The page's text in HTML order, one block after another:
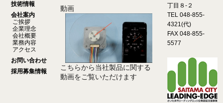
技術情報
会社案内
ご挨拶
企業理念
会社概要
業務内容
アクセス
お問い合わせ
採用募集情報
動画
こちらから当社製品に関する
動画をご覧いただけます
丁目８-２
TEL 048-855-
4321(代)
FAX 048-855-
5577